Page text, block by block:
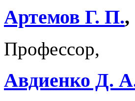
Артемов Г. П.,
Профессор,
Авдиенко Д.